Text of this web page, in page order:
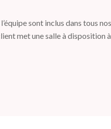
sont inclus dans tous
met une salle à disposition